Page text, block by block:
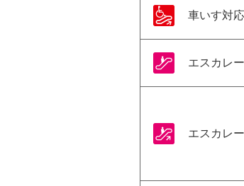
車いす対
エスカレ
エスカレ